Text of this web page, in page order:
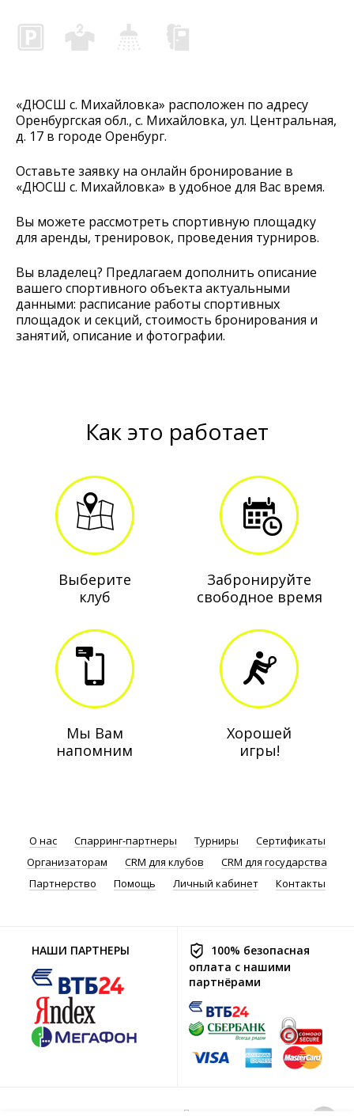
«ДЮСШ с. Михайловка» расположен по адресу
Оренбургская обл., с. Михайловка, ул. Центральная,
д. 17 в городе Оренбург.
Оставьте заявку на онлайн бронирование в
«ДЮСШ с. Михайловка» в удобное для Вас время.
Вы можете рассмотреть спортивную площадку
для аренды, тренировок, проведения турниров.
Вы владелец? Предлагаем дополнить описание
вашего спортивного объекта актуальными
данными: расписание работы спортивных
площадок и секций, стоимость бронирования и
занятий, описание и фотографии.
Как это работает
Выберите
клуб
Забронируйте
свободное время
Мы Вам
напомним
Хорошей
игры!
О нас Спарринг-партнеры Турниры
Сертификаты
Организаторам
CRM для клубов
CRM для государства
Партнерство
Помощь Личный кабинет Контакты
НАШИ ПАРТНЕРЫ
100% безопасная
оплата с нашими
партнёрами
Политика хранения